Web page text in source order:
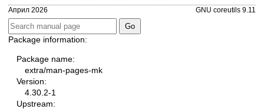
Април 2026 GNU coreutils 9.11
Package information:
Package name:
extra/man-pages-mk
Version:
4.30.2-1
Upstream: